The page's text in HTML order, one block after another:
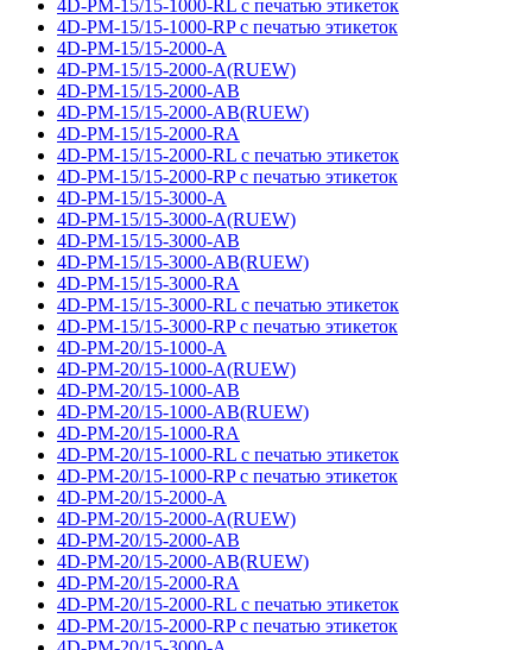
4D-PM-15/15-1000-RL с печатью этикеток
4D-PM-15/15-1000-RP с печатью этикеток
4D-PM-15/15-2000-A
4D-PM-15/15-2000-A(RUEW)
4D-PM-15/15-2000-AB
4D-PM-15/15-2000-AB(RUEW)
4D-PM-15/15-2000-RA
4D-PM-15/15-2000-RL с печатью этикеток
4D-PM-15/15-2000-RP с печатью этикеток
4D-PM-15/15-3000-A
4D-PM-15/15-3000-A(RUEW)
4D-PM-15/15-3000-AB
4D-PM-15/15-3000-AB(RUEW)
4D-PM-15/15-3000-RA
4D-PM-15/15-3000-RL с печатью этикеток
4D-PM-15/15-3000-RP с печатью этикеток
4D-PM-20/15-1000-A
4D-PM-20/15-1000-A(RUEW)
4D-PM-20/15-1000-AB
4D-PM-20/15-1000-AB(RUEW)
4D-PM-20/15-1000-RA
4D-PM-20/15-1000-RL с печатью этикеток
4D-PM-20/15-1000-RP с печатью этикеток
4D-PM-20/15-2000-A
4D-PM-20/15-2000-A(RUEW)
4D-PM-20/15-2000-AB
4D-PM-20/15-2000-AB(RUEW)
4D-PM-20/15-2000-RA
4D-PM-20/15-2000-RL с печатью этикеток
4D-PM-20/15-2000-RP с печатью этикеток